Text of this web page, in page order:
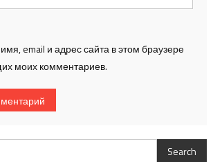
email и адрес сайта в этом браузере
моих комментариев.
Search